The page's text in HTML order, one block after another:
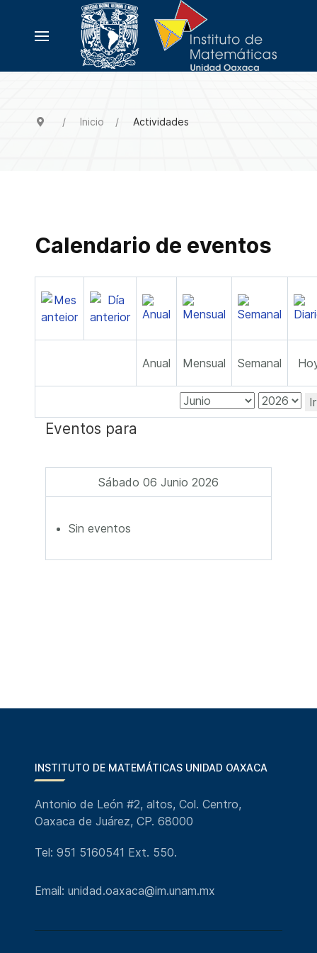
Inicio Actividades
Calendario de eventos
Anual Mensual Semanal
Eventos para
Sábado 06 Junio 2026
Sin eventos
INSTITUTO DE MATEMÁTICAS UNIDAD OAXACA
Antonio de León #2, altos, Col. Centro,
Oaxaca de Juárez, CP. 68000
Tel: 951 5160541 Ext. 550.
Email: unidad.oaxaca@im.unam.mx